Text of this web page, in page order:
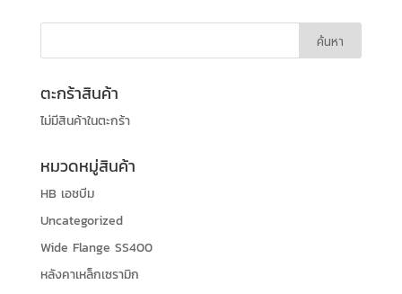
ตะกร้าสินค้า
ไม่มีสินค้าในตะกร้า
หมวดหมู่สินค้า
HB เอชบีม
Uncategorized
Wide Flange SS400
หลังคาเหล็กเซรามิก